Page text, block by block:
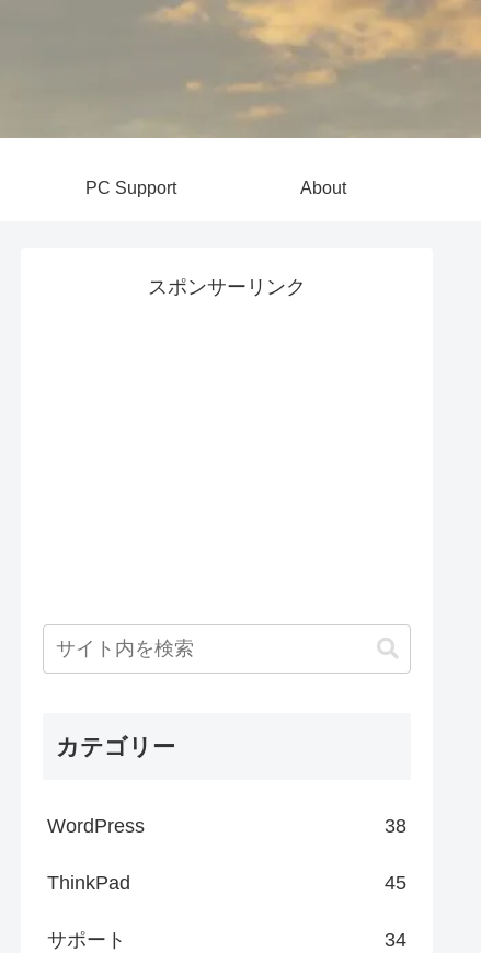
PC Support About
スポンサーリンク
カテゴリー
WordPress 38
ThinkPad 45
サポート 34